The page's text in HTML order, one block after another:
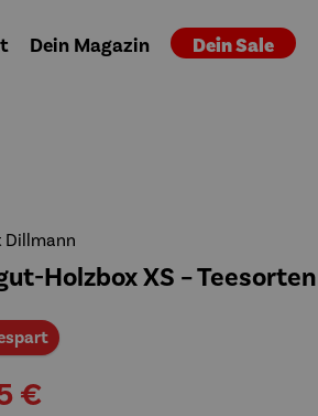
Dein Magazin Dein Sale
Dillmann
Holzbox XS – Teesorten
Rabatt
€